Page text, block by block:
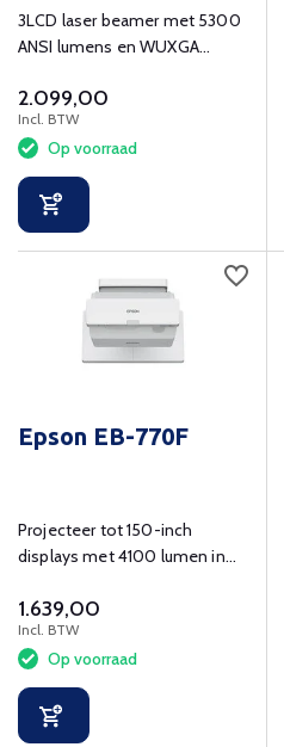
3LCD laser beamer met 5300
ANSI lumens en WUXGA
2.099,00
Incl. BTW
Op voorraad
Epson EB-770F
Projecteer tot 150-inch
displays met 4100 lumen in
1.639,00
Incl. BTW
Op voorraad